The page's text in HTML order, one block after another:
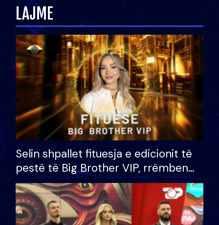
LAJME
Selin shpallet fituesja e edicionit të
pestë të Big Brother VIP, rrëmben
çmimin e madh prej 100 mijë eurosh